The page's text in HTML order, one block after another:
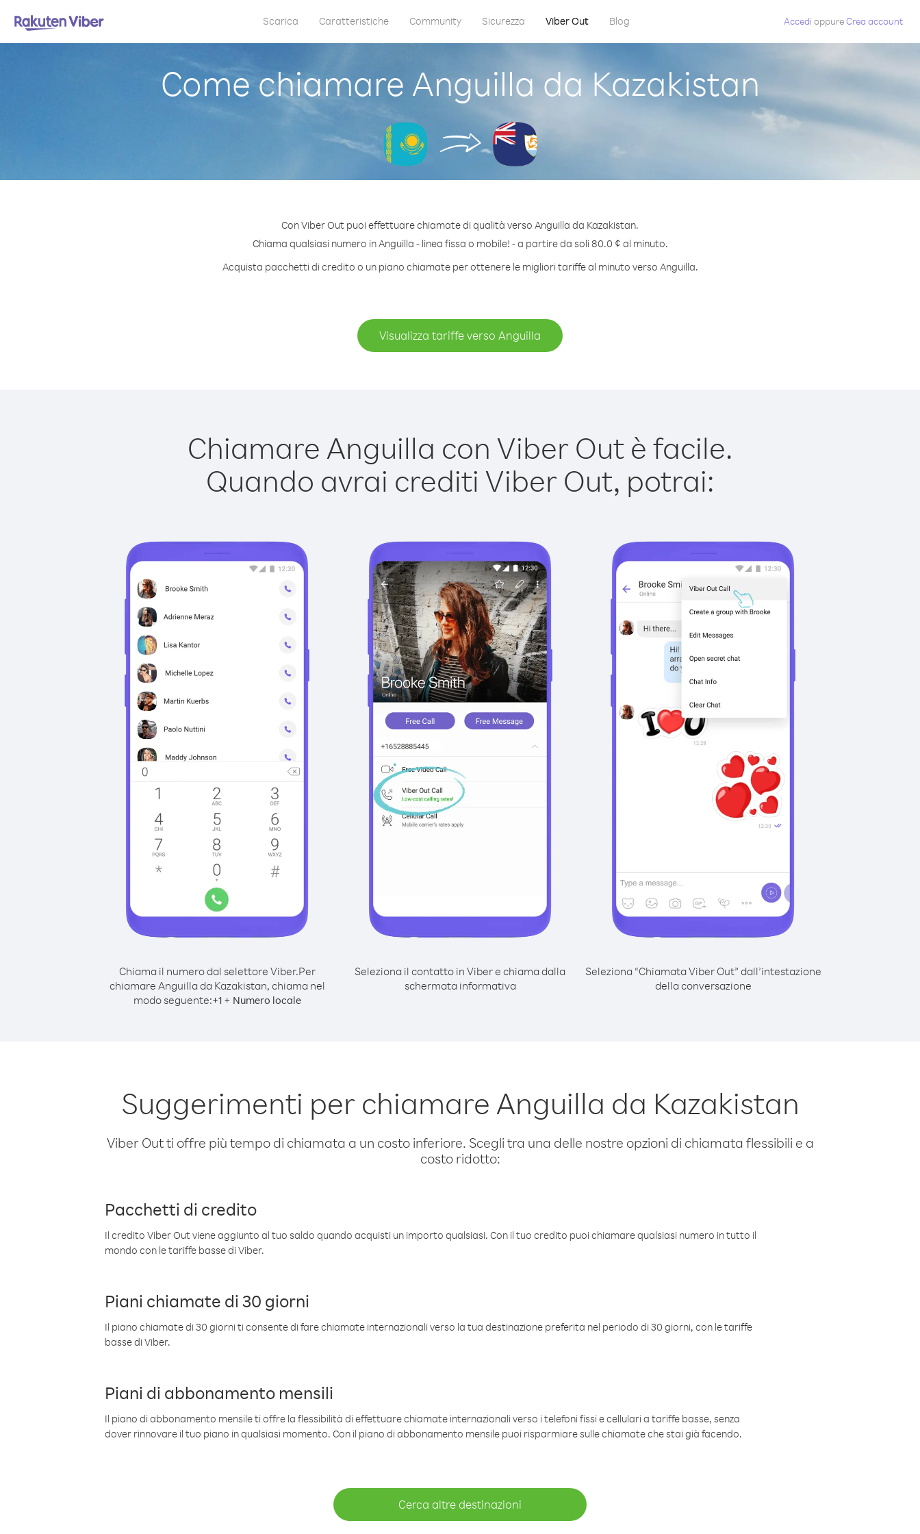
Scarica Caratteristiche Community Sicurezza Viber Out Blog Accedi oppureCrea account
Come chiamare Anguilla da Kazakistan
Con Viber Out puoi effettuare chiamate di qualità verso Anguilla da Kazakistan.
Chiama qualsiasi numero in Anguilla - linea fissa o mobile! - a partire da soli 80.0 ¢ al minuto.
Acquista pacchetti di credito o un piano chiamate per ottenere le migliori tariffe al minuto verso Anguilla.
Visualizza tariffe verso Anguilla
Chiamare Anguilla con Viber Out è facile.
Quando avrai crediti Viber Out, potrai:
Chiama il numero dal selettore Viber.Per
chiamare Anguilla da Kazakistan, chiama nel
modo seguente:+1+ Numero locale
Seleziona il contatto in Viber e chiama dalla
schermata informativa
Seleziona “Chiamata Viber Out” dall’intestazione
della conversazione
Suggerimenti per chiamare Anguilla da Kazakistan
Viber Out ti offre più tempo di chiamata a un costo inferiore. Scegli tra una delle nostre opzioni di chiamata flessibili e a
costo ridotto:
Pacchetti di credito
Il credito Viber Out viene aggiunto al tuo saldo quando acquisti un importo qualsiasi. Con il tuo credito puoi chiamare qualsiasi numero in tutto il
mondo con le tariffe basse di Viber.
Piani chiamate di 30 giorni
Il piano chiamate di 30 giorni ti consente di fare chiamate internazionali verso la tua destinazione preferita nel periodo di 30 giorni, con le tariffe
basse di Viber.
Piani di abbonamento mensili
Il piano di abbonamento mensile ti offre la flessibilità di effettuare chiamate internazionali verso i telefoni fissi e cellulari a tariffe basse, senza
dover rinnovare il tuo piano in qualsiasi momento. Con il piano di abbonamento mensile puoi risparmiare sulle chiamate che stai già facendo.
Cerca altre destinazioni